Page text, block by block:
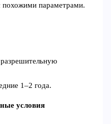
параметрами.
разрешительную
1–2 года.
условия